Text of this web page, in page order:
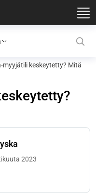
myyjätili keskeytetty? Mitä
2023